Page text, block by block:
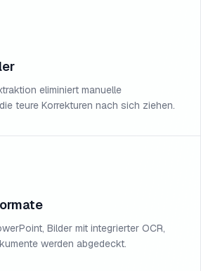
eliminiert manuelle
teure Korrekturen nach sich ziehen.
Bilder mit integrierter OCR,
werden abgedeckt.